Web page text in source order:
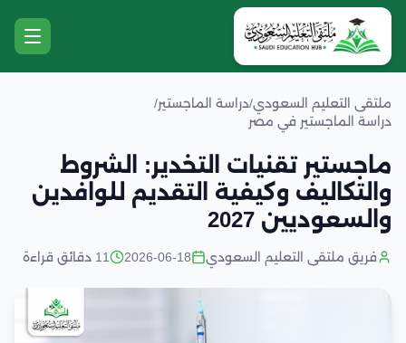
ملتقى التعليم السعودي/دراسة الماجستير/
دراسة الماجستير في مصر
ماجستير تقنيات التخدير: الشروط
والتكاليف وكيفية التقديم للوافدين
والسعوديين 2027
فريق ملتقى التعليم السعودي 2026-06-18 11 دقائق قراءة